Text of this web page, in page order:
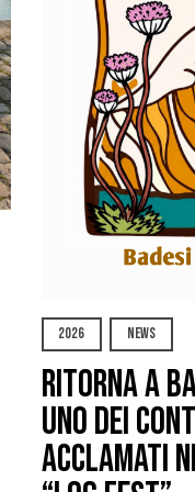
2026 NEWS
Ritorna a
uno dei
acclamati